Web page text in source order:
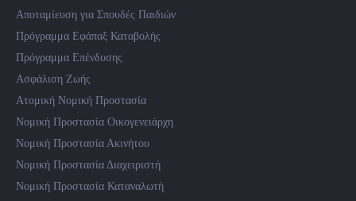
Αποταμίευση για Σπουδές Παιδιών
Πρόγραμμα Εφάπαξ Καταβολής
Πρόγραμμα Επένδυσης
Ασφάλιση Ζωής
Ατομική Νομική Προστασία
Νομική Προστασία Οικογενειάρχη
Νομική Προστασία Ακινήτου
Νομική Προστασία Διαχειριστή
Νομική Προστασία Καταναλωτή